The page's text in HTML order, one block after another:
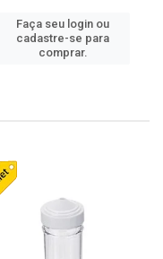
Faça seu login ou
cadastre-se para
comprar.